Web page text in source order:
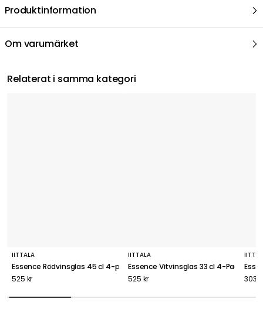
Produktinformation
Om varumärket
Relaterat i samma kategori
IITTALA
Essence Rödvinsglas 45 cl 4-pack
525 kr
IITTALA
Essence Vitvinsglas 33 cl 4-Pack
525 kr
303